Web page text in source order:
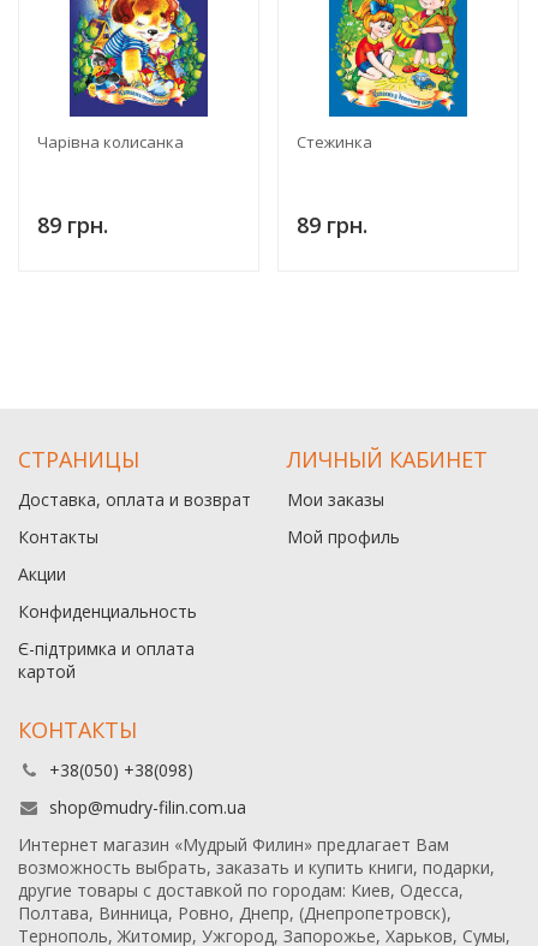
Чарівна колисанка
89 грн.
Стежинка
89 грн.
СТРАНИЦЫ
Доставка, оплата и возврат
Контакты
Акции
Конфиденциальность
Є-підтримка и оплата
картой
ЛИЧНЫЙ КАБИНЕТ
Мои заказы
Мой профиль
КОНТАКТЫ
+38(050) +38(098)
shop@mudry-filin.com.ua
Интернет магазин «Мудрый Филин» предлагает Вам
возможность выбрать, заказать и купить книги, подарки,
другие товары с доставкой по городам: Киев, Одесса,
Полтава, Винница, Ровно, Днепр, (Днепропетровск),
Тернополь, Житомир, Ужгород, Запорожье, Харьков, Сумы,